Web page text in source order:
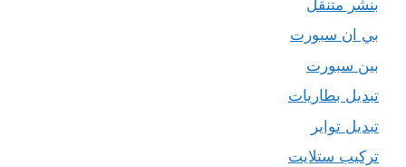
بنشر متنقل
بي ان سبورت
بين سبورت
تبديل بطاريات
تبديل تواير
تركيب ستلايت